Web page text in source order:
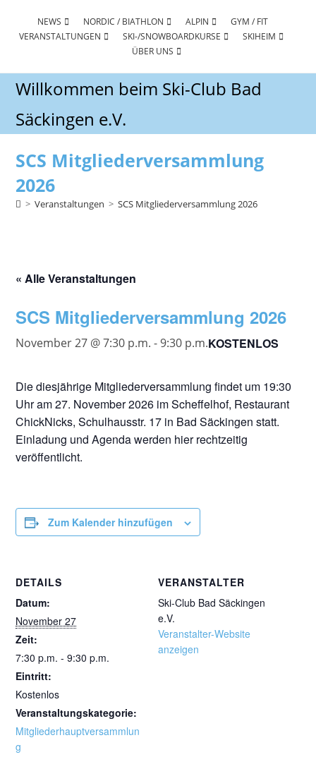
springen
NEWS NORDIC / BIATHLON ALPIN
GYM / FIT
VERANSTALTUNGEN
SKI-/SNOWBOARDKURSE
SKIHEIM
ÜBER UNS
Willkommen beim Ski-Club Bad
Säckingen e.V.
SCS Mitgliederversammlung
2026
> Veranstaltungen > SCS Mitgliederversammlung 2026
« Alle Veranstaltungen
SCS Mitgliederversammlung 2026
November 27 @ 7:30 p.m. - 9:30 p.m.KOSTENLOS
Die diesjährige Mitgliederversammlung findet um 19:30
Uhr am 27. November 2026 im Scheffelhof, Restaurant
ChickNicks, Schulhausstr. 17 in Bad Säckingen statt.
Einladung und Agenda werden hier rechtzeitig
veröffentlicht.
Zum Kalender hinzufügen
DETAILS
Datum:
November 27
Zeit:
7:30 p.m. - 9:30 p.m.
Eintritt:
Kostenlos
Veranstaltungskategorie:
Mitgliederhauptversammlun
g
VERANSTALTER
Ski-Club Bad Säckingen
e.V.
Veranstalter-Website
anzeigen